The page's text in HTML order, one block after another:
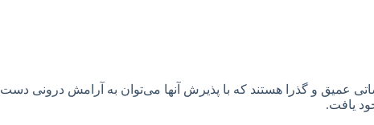
عمیق و گذرا هستند که با پذیرش آنها می‌توان به آرامش درونی دست
یافت.